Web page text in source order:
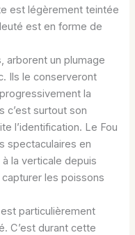
est légèrement teintée
est en forme de
arborent un plumage
Ils le conserveront
la
c’est surtout son
l’identification. Le Fou
spectaculaires en
la verticale depuis
les poissons
particulièrement
C’est durant cette